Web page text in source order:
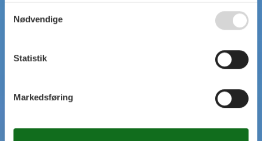
Nødvendige
Statistik
Markedsføring